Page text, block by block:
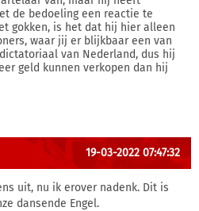
de bedoeling een reactie te
gokken, is het dat hij hier alleen
waar jij er blijkbaar een van
van Nederland, dus hij
geld kunnen verkopen dan hij
19-03-2022 07:47:32
uit, nu ik erover nadenk. Dit is
dansende Engel.